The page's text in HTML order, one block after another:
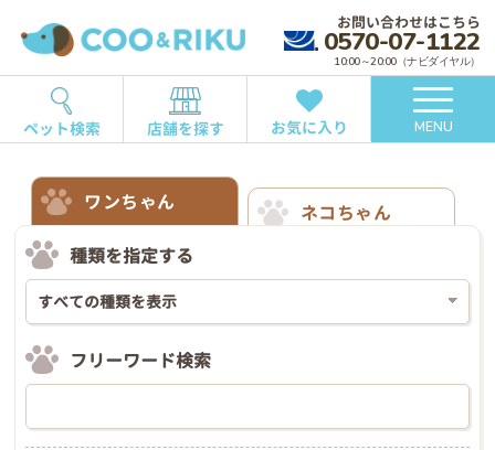
お問い合わせはこちら
0570-07-1122
10:00～20:00（ナビダイヤル）
ペット検索 店舗を探す お気に入り MENU
ワンちゃん
ネコちゃん
種類を指定する
フリーワード検索